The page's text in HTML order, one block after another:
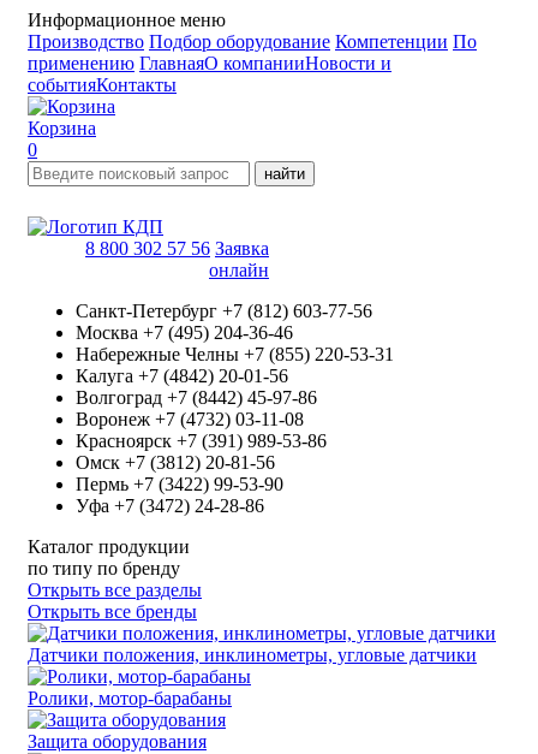
Информационное меню
Производство Подбор оборудование Компетенции По
применению ГлавнаяО компанииНовости и
событияКонтакты
Корзина
0
найти
8 800 302 57 56 Заявка
онлайн
Санкт-Петербург +7 (812) 603-77-56
Москва +7 (495) 204-36-46
Набережные Челны +7 (855) 220-53-31
Калуга +7 (4842) 20-01-56
Волгоград +7 (8442) 45-97-86
Воронеж +7 (4732) 03-11-08
Красноярск +7 (391) 989-53-86
Омск +7 (3812) 20-81-56
Пермь +7 (3422) 99-53-90
Уфа +7 (3472) 24-28-86
Каталог продукции
по типу по бренду
Открыть все разделы
Открыть все бренды
Датчики положения, инклинометры, угловые датчики
Ролики, мотор-барабаны
Защита оборудования